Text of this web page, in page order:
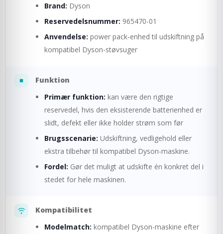
Brand: Dyson
Reservedelsnummer: 965470-01
Anvendelse: power pack-enhed til udskiftning på
kompatibel Dyson-støvsuger
Funktion
Primær funktion: kan være den rigtige
reservedel, hvis den eksisterende batterienhed er
slidt, defekt eller ikke holder strøm som før
Brugsscenarie: Udskiftning, vedligehold eller
ekstra tilbehør til kompatibel Dyson-maskine.
Fordel: Gør det muligt at udskifte én konkret del i
stedet for hele maskinen.
Kompatibilitet
Modelmatch: kompatibel Dyson-maskine efter